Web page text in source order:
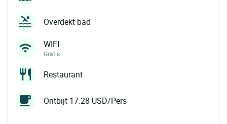
Overdekt bad
WIFI
Gratis
Restaurant
Ontbijt 17.28 USD/Pers